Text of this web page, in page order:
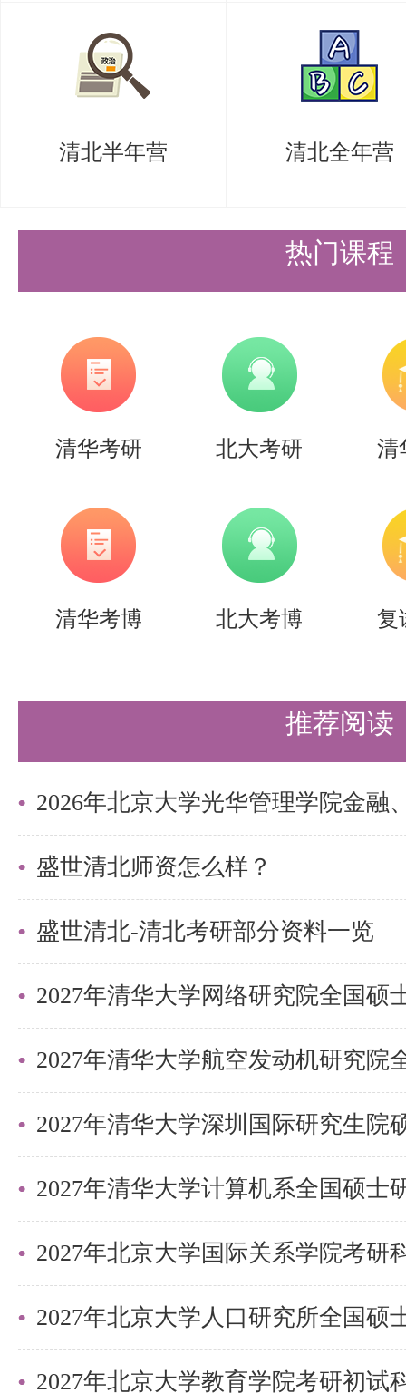
懂。先完成《机械原理教程》的
题目（机械设计的课后习题和相
段）。教材至少要过三遍，第一
知识点要彻底弄懂。第二遍借助
有助于加深对知识点的理解和记
别注重概念的理解和记忆，将内
个击破，做到心中有数。如果自
自律性不够强，不妨考虑盛世清
的学习方案、专业的教学团队和
真题内容，但通过各种渠道，你
点以近10年的真题为主，通过大
解。先将所有能收集到的真题题
侧重点等。找到考试题目在教材
习相关内容，进行整理和总结。
练使用圆规描点画图，掌握好画
了不一定能画出来，而且画错后
考盛世清北的百天集训，这里有
在实战中不断提升自己的解题能
11 - 12月份：冲刺模考，规范答题
这个阶段要通过真题总结考试题
关注重点章节，做一些题目保持
建议不要花时间做错题集，而是
清北半年营 清北全年营
热门课程
清华考研 北大考研 清
清华考博 北大考博 复
推荐阅读
盛世清北师资怎么样？
盛世清北-清北考研部分资料一览
2027年清华大学深圳国际研究生院
2027年北京大学国际关系学院考研
2027年北京大学教育学院考研初试